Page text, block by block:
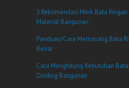
5 Rekomendasi Merk Bata
Material Bangunan
Panduan/Cara Memasang Bata
Benar
Cara Menghitung Kebutuhan
Dinding Bangunan